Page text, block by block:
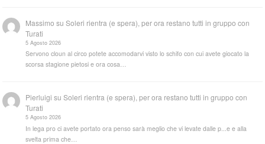
Massimo suSoleri rientra (e spera), per ora restano tutti in gruppo con
Turati
5 Agosto 2026
Servono cloun al circo potete accomodarvi visto lo schifo con cui avete giocato la
scorsa stagione pietosi e ora cosa…
Pierluigi suSoleri rientra (e spera), per ora restano tutti in gruppo con
Turati
5 Agosto 2026
In lega pro ci avete portato ora penso sarà meglio che vi levate dalle p...e e alla
svelta prima che…